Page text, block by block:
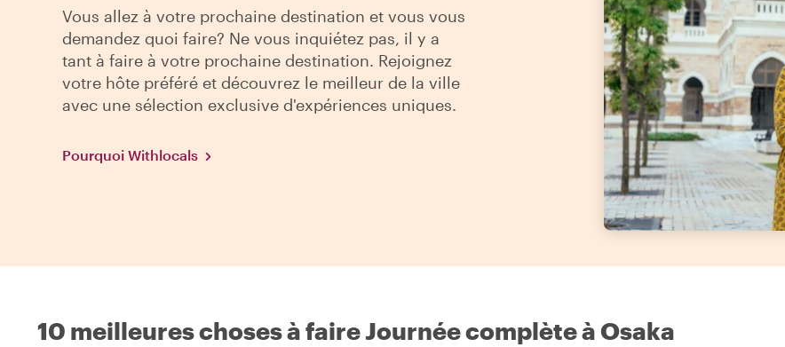
Vous allez à votre prochaine destination et vous vous
demandez quoi faire? Ne vous inquiétez pas, il y a
tant à faire à votre prochaine destination. Rejoignez
votre hôte préféré et découvrez le meilleur de la ville
avec une sélection exclusive d'expériences uniques.
Pourquoi Withlocals
10 meilleures choses à faire Journée complète à Osaka